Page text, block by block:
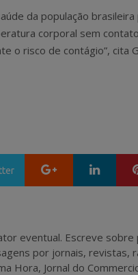
da população
corporal sem contato
o risco de contágio”, cita
Google+
eventual. Escreve
por jornais, revistas,
Hora, Jornal do